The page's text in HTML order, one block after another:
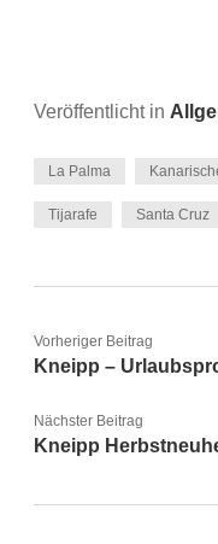
Veröffentlicht in
La Palma
Tijarafe Santa Cruz
Vorheriger Beitrag
Kneipp –
Nächster Beitrag
Kneipp